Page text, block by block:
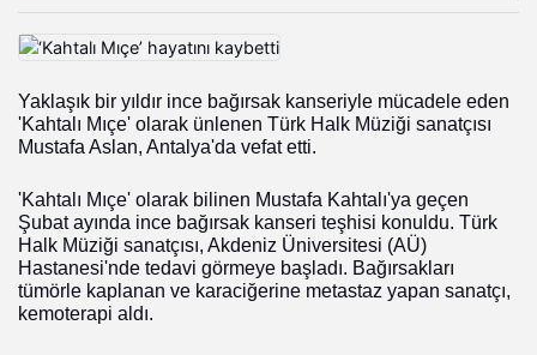
Yaklaşık bir yıldır ince bağırsak kanseriyle mücadele eden
'Kahtalı Mıçe' olarak ünlenen Türk Halk Müziği sanatçısı
Mustafa Aslan, Antalya'da vefat etti.
'Kahtalı Mıçe' olarak bilinen Mustafa Kahtalı'ya geçen
Şubat ayında ince bağırsak kanseri teşhisi konuldu. Türk
Halk Müziği sanatçısı, Akdeniz Üniversitesi (AÜ)
Hastanesi'nde tedavi görmeye başladı. Bağırsakları
tümörle kaplanan ve karaciğerine metastaz yapan sanatçı,
kemoterapi aldı.